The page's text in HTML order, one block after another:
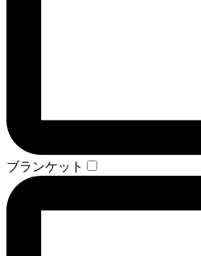
ブランケット